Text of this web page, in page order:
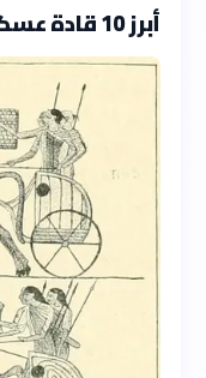
أبرز 10 قادة عسكريين غيروا مسار التاريخ القديم